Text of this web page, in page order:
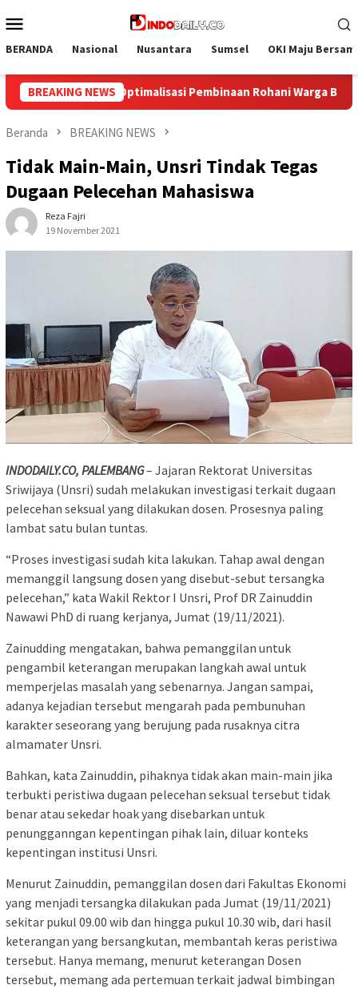
ke
Mobile
BERANDA Nasional Nusantara Sumsel OKI Maju
BREAKING NEWS
Warga Binaan Bangun Kesamaan Persepsi, Lapas
Beranda BREAKING NEWS
Tidak Main-Main, Unsri Tindak Tegas
Dugaan Pelecehan Mahasiswa
Reza Fajri
19 November 2021
INDODAILY.CO, PALEMBANG– Jajaran Rektorat Universitas
Sriwijaya (Unsri) sudah melakukan investigasi terkait dugaan
pelecehan seksual yang dilakukan dosen. Prosesnya paling
lambat satu bulan tuntas.
“Proses investigasi sudah kita lakukan. Tahap awal dengan
memanggil langsung dosen yang disebut-sebut tersangka
pelecehan,” kata Wakil Rektor I Unsri, Prof DR Zainuddin
Nawawi PhD di ruang kerjanya, Jumat (19/11/2021).
Zainudding mengatakan, bahwa pemanggilan untuk
pengambil keterangan merupakan langkah awal untuk
memperjelas masalah yang sebenarnya. Jangan sampai,
adanya kejadian tersebut mengarah pada pembunuhan
karakter seseorang yang berujung pada rusaknya citra
almamater Unsri.
Bahkan, kata Zainuddin, pihaknya tidak akan main-main jika
terbukti peristiwa dugaan pelecehan seksual tersebut tidak
benar atau sekedar hoak yang disebarkan untuk
penungganngan kepentingan pihak lain, diluar konteks
kepentingan institusi Unsri.
Menurut Zainuddin, pemanggilan dosen dari Fakultas Ekonomi
yang menjadi tersangka dilakukan pada Jumat (19/11/2021)
sekitar pukul 09.00 wib dan hingga pukul 10.30 wib, dari hasil
keterangan yang bersangkutan, membantah keras peristiwa
tersebut. Hanya memang, menurut keterangan Dosen
tersebut, memang ada pertemuan terkait jadwal bimbingan